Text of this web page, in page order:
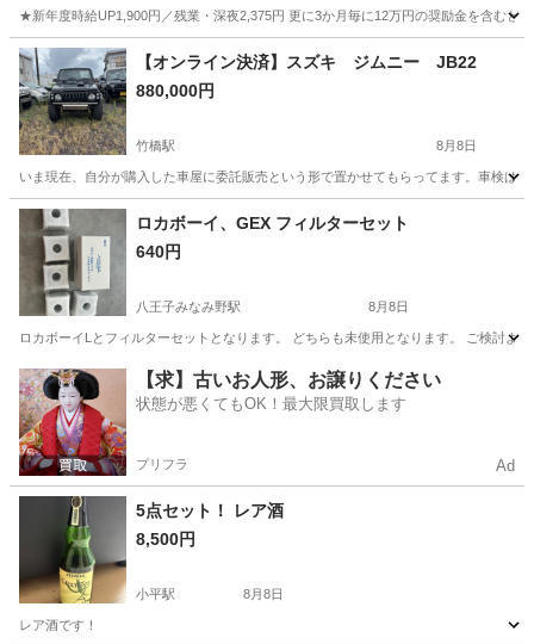
★新年度時給UP1,900円／残業・深夜2,375円 更に3か月毎に12万円の奨励金を含む
神奈川 藤沢市 その他
【オンライン決済】スズキ ジムニー JB22
880,000円
竹橋駅 8月8日
いま現在、自分が購入した車屋に委託販売という形で置かせてもらってます。車検は
東京 千代田区 竹橋駅
ロカボーイ、GEX フィルターセット
640円
八王子みなみ野駅 8月8日
ロカボーイLとフィルターセットとなります。 どちらも未使用となります。 ご検討よ
東京 八王子市 八王子みなみ野駅 その他 ロカボーイ
【求】古いお人形、お譲りください
状態が悪くてもOK！最大限買取します
プリフラ Ad
5点セット！ レア酒
8,500円
小平駅 8月8日
レア酒です！